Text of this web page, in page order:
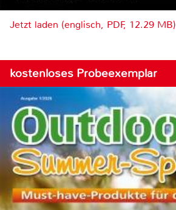
Jetzt laden (englisch, PDF, 12.29 MB)
kostenloses Probeexemplar